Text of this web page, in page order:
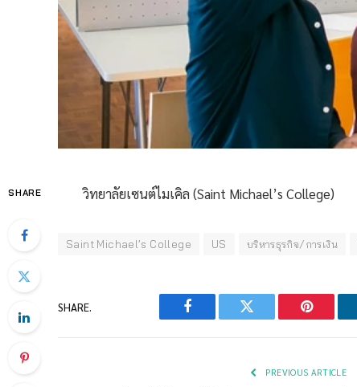
SHARE วิทยาลัยเซนต์ไมเคิล (Saint Michael’s College)
Saint Michael’s College US บริหารธุรกิจ/การเงิน
SHARE.
Facebook Twitter Pinterest
PREVIOUS ARTICLE